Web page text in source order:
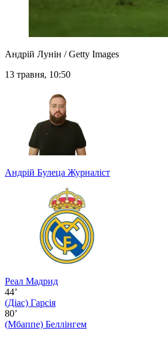
Андрій Лунін / Getty Images
13 травня, 10:50
Андрій Булеца Журналіст
Реал Мадрид
44’
(Діас) Гарсія
80’
(Мбаппе) Беллінгем